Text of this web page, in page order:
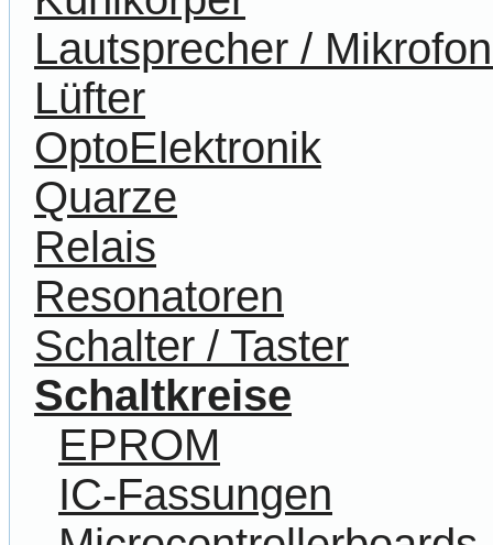
Lautsprecher /
Lüfter
OptoElektronik
Quarze
Relais
Resonatoren
Schalter / Taster
Schaltkreise
EPROM
IC-Fassungen